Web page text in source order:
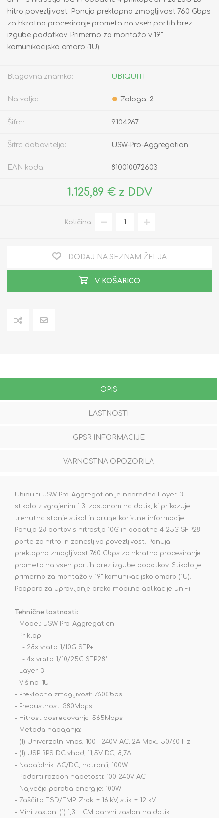
hitro povezljivost. Ponuja preklopno zmogljivost 760 Gbps
za hkratno procesiranje prometa na vseh portih brez
izgube podatkov. Primerno za montažo v 19"
komunikacijsko omaro (1U).
Blagovna znamka: UBIQUITI
Na voljo: Zaloga: 2
Šifra: 9104267
Šifra dobavitelja: USW-Pro-Aggregation
EAN koda: 810010072603
1.125,89 € z DDV
Količina:
DODAJ NA SEZNAM ŽELJA
V KOŠARICO
OPIS
LASTNOSTI
GPSR INFORMACIJE
VARNOSTNA OPOZORILA
Ubiquiti USW-Pro-Aggregation je napredno Layer-3
stikalo z vgrajenim 1.3" zaslonom na dotik, ki prikazuje
trenutno stanje stikal in druge koristne informacije.
Ponuja 28 portov s hitrostjo 10G in dodatne 4 25G SFP28
porte za hitro in zanesljivo povezljivost. Ponuja
preklopno zmogljivost 760 Gbps za hkratno procesiranje
prometa na vseh portih brez izgube podatkov. Stikalo je
primerno za montažo v 19" komunikacijsko omaro (1U).
Podpora za upravljanje preko mobilne aplikacije UniFi.
Tehnične lastnosti:
- Model: USW-Pro-Aggregation
- Priklopi:
- 28x vrata 1/10G SFP+
- 4x vrata 1/10/25G SFP28*
- Layer 3
- Višina: 1U
- Preklopna zmogljivost: 760Gbps
- Prepustnost: 380Mbps
- Hitrost posredovanja: 565Mpps
- Metoda napajanja:
- (1) Univerzalni vnos, 100—240V AC, 2A Max., 50/60 Hz
- (1) USP RPS DC vhod, 11,5V DC, 8,7A
- Napajalnik: AC/DC, notranji, 100W
- Podprti razpon napetosti: 100-240V AC
- Največja poraba energije: 100W
- Zaščita ESD/EMP: Zrak: ± 16 kV, stik: ± 12 kV
- Mini zaslon: (1) 1,3" LCM barvni zaslon na dotik